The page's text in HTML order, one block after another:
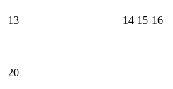
13 14 15 16
20